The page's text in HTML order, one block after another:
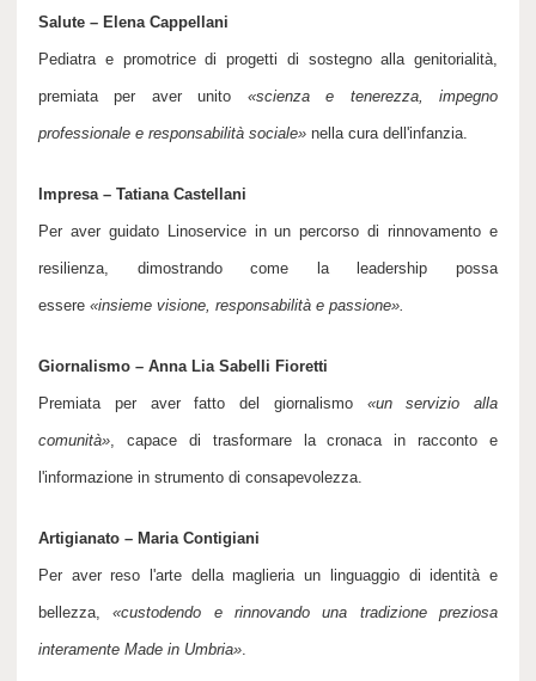
Salute – Elena Cappellani
Pediatra e promotrice di progetti di sostegno alla genitorialità,
premiata per aver unito «scienza e tenerezza, impegno
professionale e responsabilità sociale» nella cura dell'infanzia.
Impresa – Tatiana Castellani
Per aver guidato Linoservice in un percorso di rinnovamento e
resilienza, dimostrando come la leadership possa
essere «insieme visione, responsabilità e passione».
Giornalismo – Anna Lia Sabelli Fioretti
Premiata per aver fatto del giornalismo «un servizio alla
comunità», capace di trasformare la cronaca in racconto e
l'informazione in strumento di consapevolezza.
Artigianato – Maria Contigiani
Per aver reso l'arte della maglieria un linguaggio di identità e
bellezza,«custodendo e rinnovando una tradizione preziosa
interamente Made in Umbria».